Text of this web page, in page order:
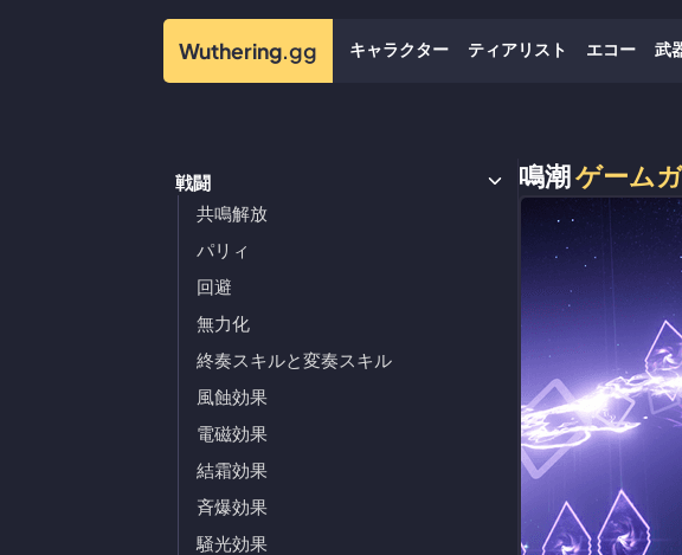
Wuthering.gg キャラクター ティアリスト エコー 武
戦闘
共鳴解放
パリィ
回避
無力化
終奏スキルと変奏スキル
風蝕効果
電磁効果
結霜効果
斉爆効果
騒光効果
鳴潮ゲーム